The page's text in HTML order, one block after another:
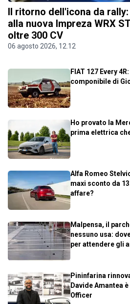
Il ritorno dell'icona da
alla nuova Impreza WRX
oltre 300 CV
06 agosto 2026, 12.12
FIAT 127 Every
componibile di
Ho provato la
prima elettrica
Alfa Romeo
maxi sconto da
affare?
Malpensa, il
nessuno usa:
per attendere gli
Pininfarina
Davide Amantea
Officer